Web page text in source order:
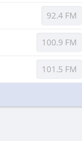
92.4 FM
100.9 FM
101.5 FM